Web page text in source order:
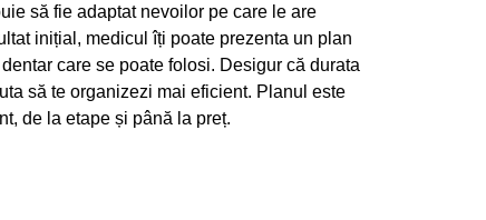
să fie adaptat nevoilor pe care le are
inițial, medicul îți poate prezenta un plan
care se poate folosi. Desigur că durata
să te organizezi mai eficient. Planul este
de la etape și până la preț.